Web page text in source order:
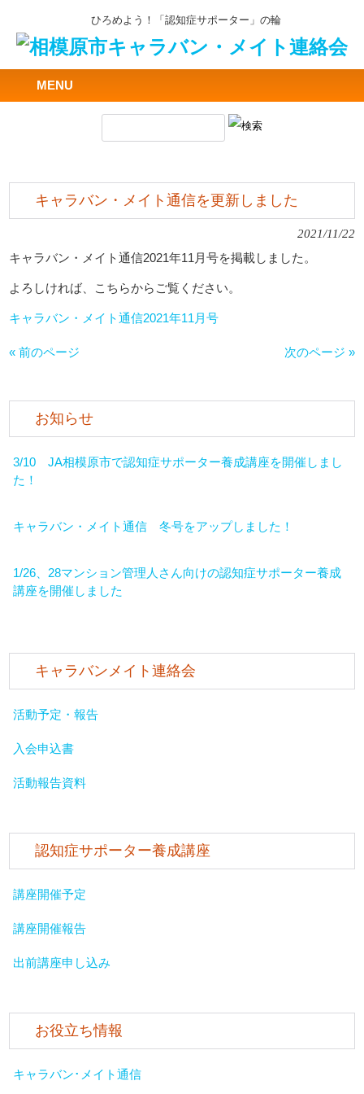
ひろめよう！「認知症サポーター」の輪
MENU
キャラバン・メイト通信を更新しました
2021/11/22
キャラバン・メイト通信2021年11月号を掲載しました。
よろしければ、こちらからご覧ください。
キャラバン・メイト通信2021年11月号
« 前のページ 次のページ »
お知らせ
3/10 JA相模原市で認知症サポーター養成講座を開催しまし
た！
キャラバン・メイト通信 冬号をアップしました！
1/26、28マンション管理人さん向けの認知症サポーター養成
講座を開催しました
キャラバンメイト連絡会
活動予定・報告
入会申込書
活動報告資料
認知症サポーター養成講座
講座開催予定
講座開催報告
出前講座申し込み
お役立ち情報
キャラバン･メイト通信